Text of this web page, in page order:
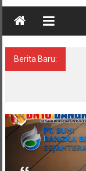
Berita Baru: